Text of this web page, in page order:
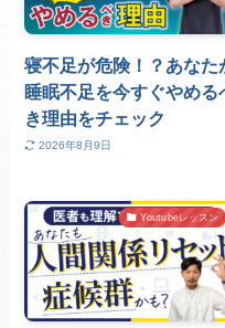
寝不足が危険！？あなた
睡眠不足を今すぐやめる
き理由をチェック
2026年8月9日
Youtubeレッスン